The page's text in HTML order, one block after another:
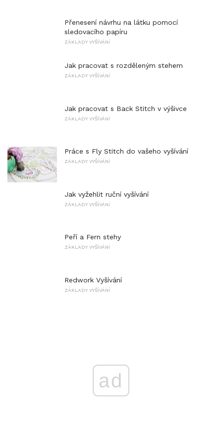
Přenesení návrhu na látku pomocí
sledovacího papíru
ZÁKLADY VYŠÍVÁNÍ
Jak pracovat s rozděleným stehem
ZÁKLADY VYŠÍVÁNÍ
Jak pracovat s Back Stitch v výšivce
ZÁKLADY VYŠÍVÁNÍ
Práce s Fly Stitch do vašeho vyšívání
ZÁKLADY VYŠÍVÁNÍ
Jak vyžehlit ruční vyšívání
ZÁKLADY VYŠÍVÁNÍ
Peří a Fern stehy
ZÁKLADY VYŠÍVÁNÍ
Redwork Vyšívání
ZÁKLADY VYŠÍVÁNÍ
ad